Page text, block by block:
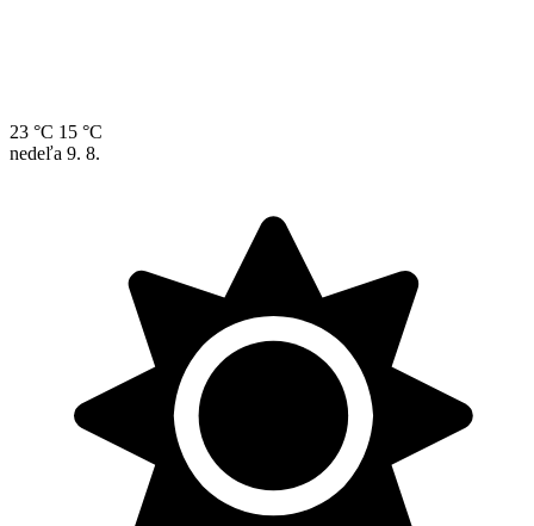
23 °C 15 °C
nedeľa 9. 8.